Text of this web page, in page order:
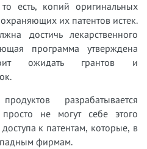
есть, копий оригинальных
их патентов истек.
достичь лекарственного
программа утверждена
ожидать грантов и
разрабатывается
не могут себе этого
доступа к патентам, которые, в
фирмам.